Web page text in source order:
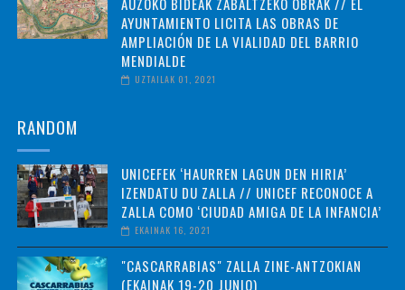
AYUNTAMIENTO LICITA LAS OBRAS DE
AMPLIACIÓN DE LA VIALIDAD DEL BARRIO
MENDIALDE
UZTAILAK 01, 2021
RANDOM
UNICEFEK ‘HAURREN LAGUN DEN HIRIA’
IZENDATU DU ZALLA // UNICEF RECONOCE A
ZALLA COMO ‘CIUDAD AMIGA DE LA INFANCIA’
EKAINAK 16, 2021
"CASCARRABIAS" ZALLA ZINE-ANTZOKIAN
(EKAINAK 19-20 JUNIO)